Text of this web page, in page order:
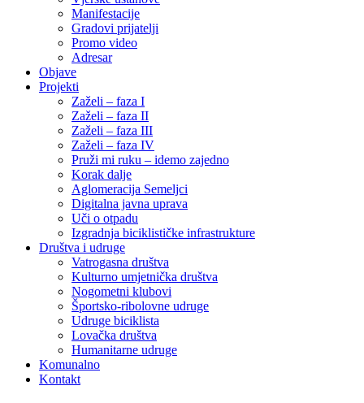
Manifestacije
Gradovi prijatelji
Promo video
Adresar
Objave
Projekti
Zaželi – faza I
Zaželi – faza II
Zaželi – faza III
Zaželi – faza IV
Pruži mi ruku – idemo zajedno
Korak dalje
Aglomeracija Semeljci
Digitalna javna uprava
Uči o otpadu
Izgradnja biciklističke infrastrukture
Društva i udruge
Vatrogasna društva
Kulturno umjetnička društva
Nogometni klubovi
Športsko-ribolovne udruge
Udruge biciklista
Lovačka društva
Humanitarne udruge
Komunalno
Kontakt